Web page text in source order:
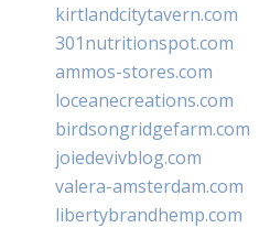
kirtlandcitytavern.com
301nutritionspot.com
ammos-stores.com
loceanecreations.com
birdsongridgefarm.com
joiedevivblog.com
valera-amsterdam.com
libertybrandhemp.com